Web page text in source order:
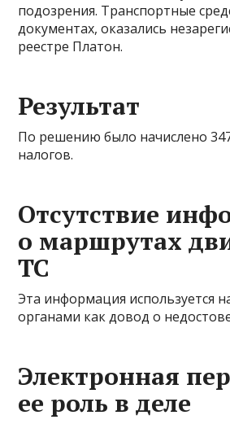
подозрения. Транспортные
документах, оказались
реестре Платон.
Результат
По решению было начислено
налогов.
Отсутствие
о маршрутах
ТС
Эта информация используется
органами как довод о
Электронная
ее роль в деле